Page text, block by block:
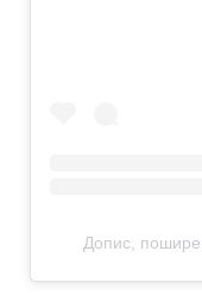
Допис,